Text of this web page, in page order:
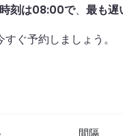
刻は08:00で、 最も
ぐ予約しましょう。